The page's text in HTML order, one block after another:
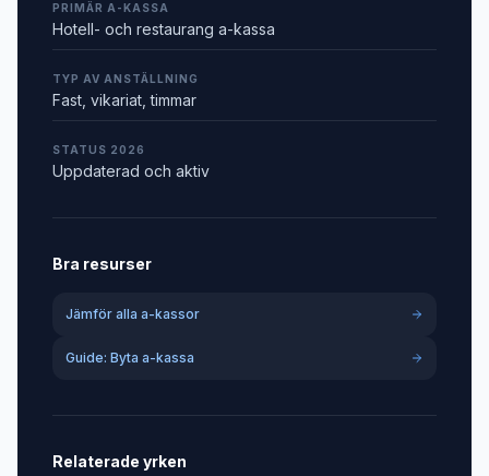
PRIMÄR A-KASSA
Hotell- och restaurang a-kassa
TYP AV ANSTÄLLNING
Fast, vikariat, timmar
STATUS 2026
Uppdaterad och aktiv
Bra resurser
Jämför alla a-kassor
Guide: Byta a-kassa
Relaterade yrken